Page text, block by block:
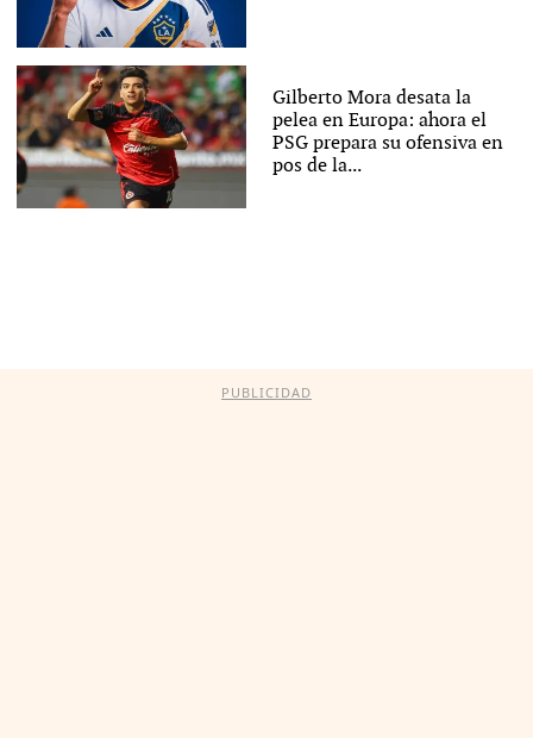
Gilberto Mora desata la
pelea en Europa: ahora el
PSG prepara su ofensiva en
pos de la...
PUBLICIDAD